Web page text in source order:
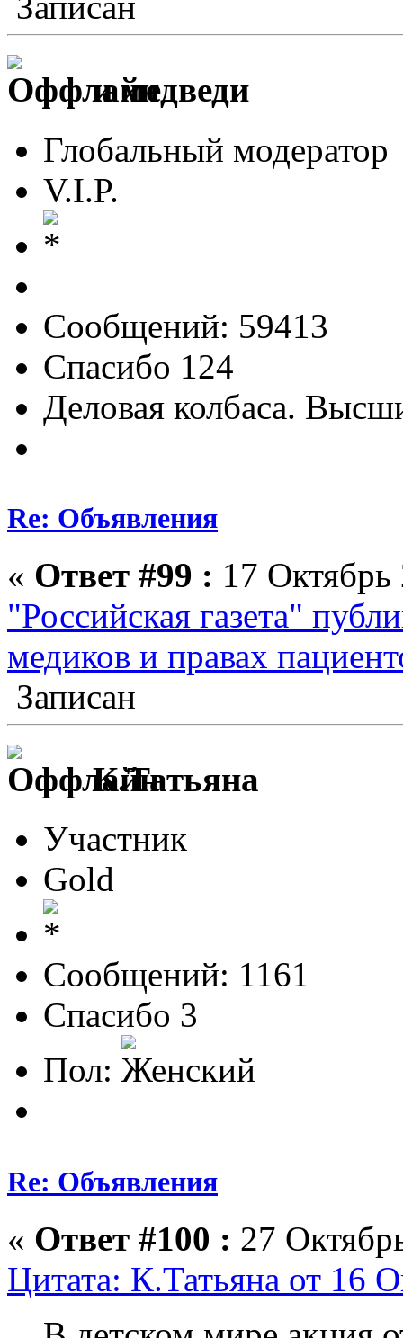
и медведи
Глобальный модератор
V.I.P.
Сообщений: 59413
Спасибо 124
Деловая колбаса.
Re: Объявления
« Ответ #99 : 17
"Российская газета"
медиков и правах
Записан
К.Татьяна
Участник
Gold
Сообщений: 1161
Спасибо 3
Пол:
Re: Объявления
« Ответ #100 : 27
Цитата: К.Татьяна от 16